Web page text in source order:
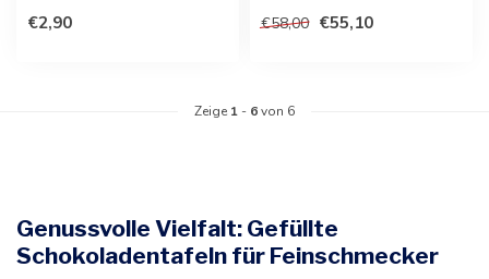
€2,90 €58,00 €55,10
Zeige 1 - 6von 6
Genussvolle Vielfalt: Gefüllte
Schokoladentafeln für Feinschmecker